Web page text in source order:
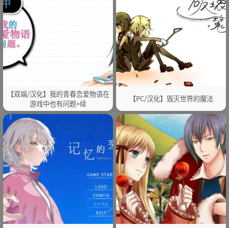
【双端/汉化】我的青春恋爱物语在
游戏中也有问题+续
【PC/汉化】毁灭世界的魔法